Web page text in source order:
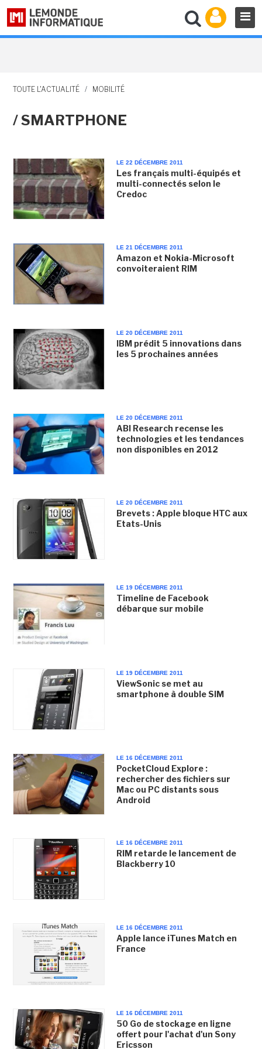
TOUTE L'ACTUALITÉ / MOBILITÉ
/ SMARTPHONE
LE 22 DÉCEMBRE 2011
Les français multi-équipés et
multi-connectés selon le
Credoc
LE 21 DÉCEMBRE 2011
Amazon et Nokia-Microsoft
convoiteraient RIM
LE 20 DÉCEMBRE 2011
IBM prédit 5 innovations dans
les 5 prochaines années
LE 20 DÉCEMBRE 2011
ABI Research recense les
technologies et les tendances
non disponibles en 2012
LE 20 DÉCEMBRE 2011
Brevets : Apple bloque HTC aux
Etats-Unis
LE 19 DÉCEMBRE 2011
Timeline de Facebook
débarque sur mobile
LE 19 DÉCEMBRE 2011
ViewSonic se met au
smartphone à double SIM
LE 16 DÉCEMBRE 2011
PocketCloud Explore :
rechercher des fichiers sur
Mac ou PC distants sous
Android
LE 16 DÉCEMBRE 2011
RIM retarde le lancement de
Blackberry 10
LE 16 DÉCEMBRE 2011
Apple lance iTunes Match en
France
LE 16 DÉCEMBRE 2011
50 Go de stockage en ligne
offert pour l'achat d'un Sony
Ericsson